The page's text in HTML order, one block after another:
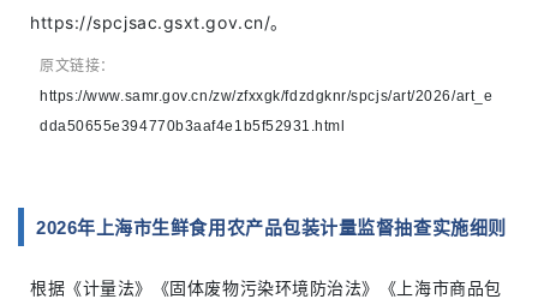
https://spcjsac.gsxt.gov.cn/。
原文链接：
https://www.samr.gov.cn/zw/zfxxgk/fdzdgknr/spcjs/art/2026/art_e
dda50655e394770b3aaf4e1b5f52931.html
2026年上海市生鲜食用农产品包装计量监督抽查实施细则
根据《计量法》《固体废物污染环境防治法》《上海市商品包